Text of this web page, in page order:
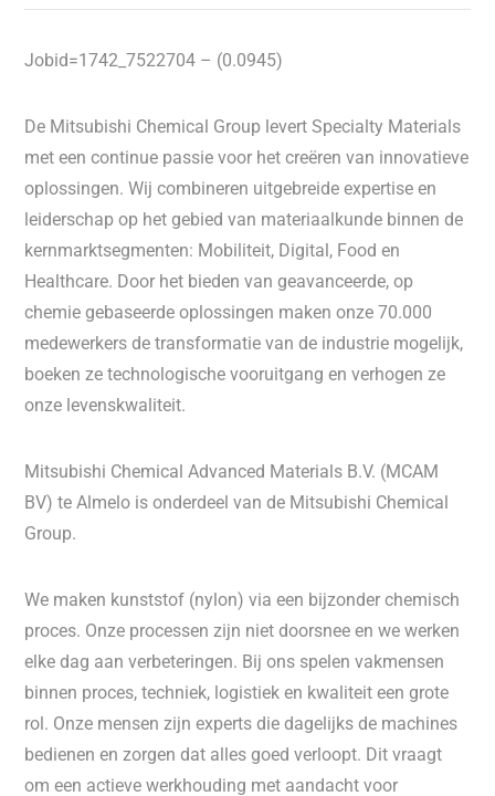
Jobid=1742_7522704 – (0.0945)
De Mitsubishi Chemical Group levert Specialty Materials
met een continue passie voor het creëren van innovatieve
oplossingen. Wij combineren uitgebreide expertise en
leiderschap op het gebied van materiaalkunde binnen de
kernmarktsegmenten: Mobiliteit, Digital, Food en
Healthcare. Door het bieden van geavanceerde, op
chemie gebaseerde oplossingen maken onze 70.000
medewerkers de transformatie van de industrie mogelijk,
boeken ze technologische vooruitgang en verhogen ze
onze levenskwaliteit.
Mitsubishi Chemical Advanced Materials B.V. (MCAM
BV) te Almelo is onderdeel van de Mitsubishi Chemical
Group.
We maken kunststof (nylon) via een bijzonder chemisch
proces. Onze processen zijn niet doorsnee en we werken
elke dag aan verbeteringen. Bij ons spelen vakmensen
binnen proces, techniek, logistiek en kwaliteit een grote
rol. Onze mensen zijn experts die dagelijks de machines
bedienen en zorgen dat alles goed verloopt. Dit vraagt
om een actieve werkhouding met aandacht voor